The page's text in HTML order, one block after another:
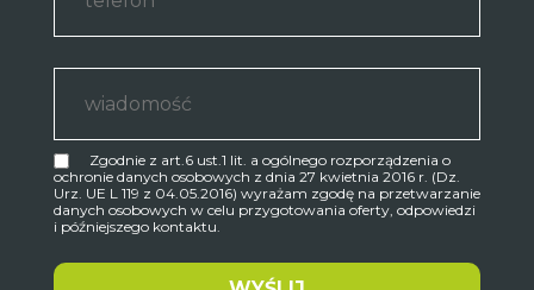
Zgodnie z art.6 ust.1 lit. a ogólnego rozporządzenia o
ochronie danych osobowych z dnia 27 kwietnia 2016 r. (Dz.
Urz. UE L 119 z 04.05.2016) wyrażam zgodę na przetwarzanie
danych osobowych w celu przygotowania oferty, odpowiedzi
i późniejszego kontaktu.